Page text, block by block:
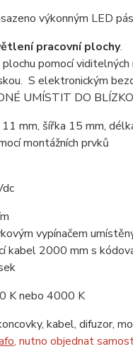
výkonným LED
pracovní plochy.
pomocí
S elektronickým
UMÍSTIT DO
mm, šířka 15 mm,
montážních prvků
vypínačem
kabel 2000 mm s
K nebo 4000 K
kabel, difuzor,
, nutno objednat